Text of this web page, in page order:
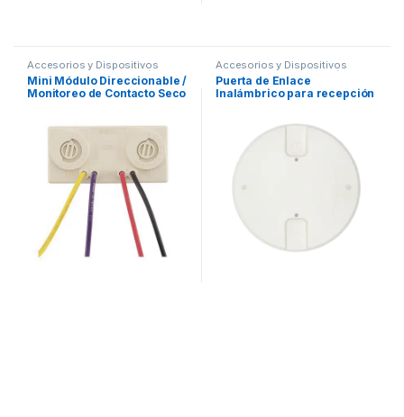
Accesorios y Dispositivos
Direccionables, Detección de
Fuego
Mini Módulo Direccionable /
Monitoreo de Contacto Seco
Accesorios y Dispositivos
Direccionables Detección de
Fuego
Puerta de Enlace
Inalámbrico para recepción